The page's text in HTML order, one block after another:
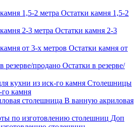
Остатки камня 1,5-2
Остатки камня 2-3
Остатки камня от
Остатки в резерве/
Столешницы
го камня
В ванную акриловая
Доп